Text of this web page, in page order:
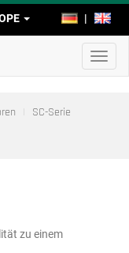
DE EN
SC-Serie
zu einem